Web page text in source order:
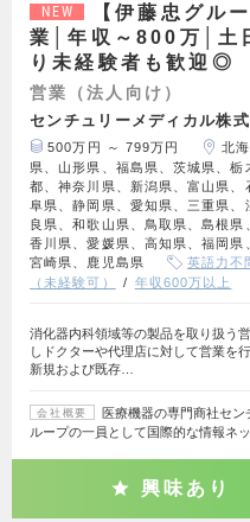
NEW
【伊藤忠グル
業│年収～800万│土
り未経験者も歓迎◎
営業（法人向け）
センチュリーメディカル株
500万円 ～ 799万円
北
県、山形県、福島県、茨城県、
都、神奈川県、新潟県、富山県
阜県、静岡県、愛知県、三重県
良県、和歌山県、鳥取県、島根県
香川県、愛媛県、高知県、福岡県
宮崎県、鹿児島県
英語力不
（未経験可）
年収600万以上
消化器内科領域等の製品を取り扱う
しドクターや代理店に対して営業を
新規および既存…
会社概要
医療機器の専門商社セ
ループの一員として国際的な情報ネ
興味あり